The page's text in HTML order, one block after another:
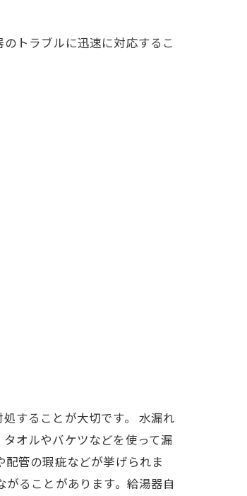
トラブルに迅速に対応するこ
することが大切です。 水漏れ
オルやバケツなどを使って漏
管の瑕疵などが挙げられま
ることがあります。給湯器自